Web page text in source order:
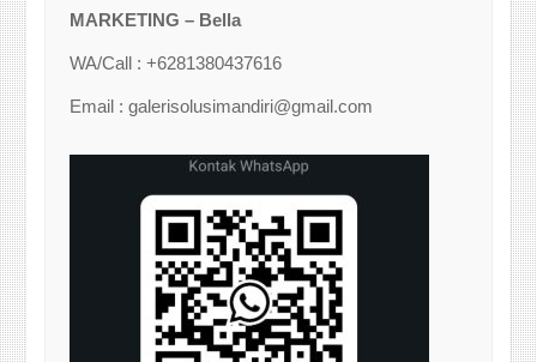
MARKETING – Bella
WA/Call : +6281380437616
Email : galerisolusimandiri@gmail.com